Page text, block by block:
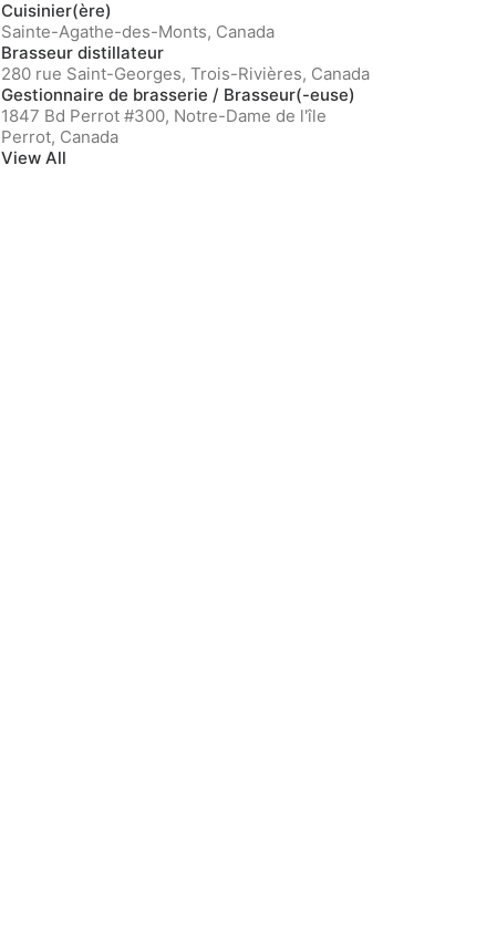
Cuisinier(ère)
Sainte-Agathe-des-Monts, Canada
Brasseur distillateur
280 rue Saint-Georges, Trois-Rivières, Canada
Gestionnaire de brasserie / Brasseur(-euse)
1847 Bd Perrot #300, Notre-Dame de l'île
Perrot, Canada
View All